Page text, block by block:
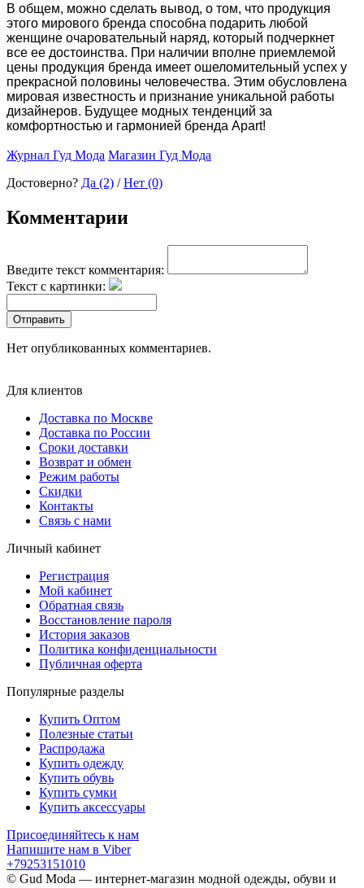
В общем, можно сделать вывод, о том, что продукция
этого мирового бренда способна подарить любой
женщине очаровательный наряд, который подчеркнет
все ее достоинства. При наличии вполне приемлемой
цены продукция бренда имеет ошеломительный успех у
прекрасной половины человечества. Этим обусловлена
мировая известность и признание уникальной работы
дизайнеров. Будущее модных тенденций за
комфортностью и гармонией бренда Apart!
Журнал Гуд Мода Магазин Гуд Мода
Достоверно? Да (2) /Нет (0)
Комментарии
Введите текст комментария:
Текст с картинки:
Отправить
Нет опубликованных комментариев.
Для клиентов
Доставка по Москве
Доставка по России
Сроки доставки
Возврат и обмен
Режим работы
Скидки
Контакты
Связь с нами
Личный кабинет
Регистрация
Мой кабинет
Обратная связь
Восстановление пароля
История заказов
Политика конфиденциальности
Публичная оферта
Популярные разделы
Купить Оптом
Полезные статьи
Распродажа
Купить одежду
Купить обувь
Купить сумки
Купить аксессуары
Присоединяйтесь к нам
Напишите нам в Viber
+79253151010
© Gud Moda — интернет-магазин модной одежды, обуви и